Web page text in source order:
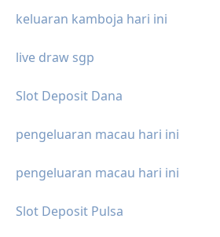
keluaran kamboja hari ini
live draw sgp
Slot Deposit Dana
pengeluaran macau hari ini
pengeluaran macau hari ini
Slot Deposit Pulsa